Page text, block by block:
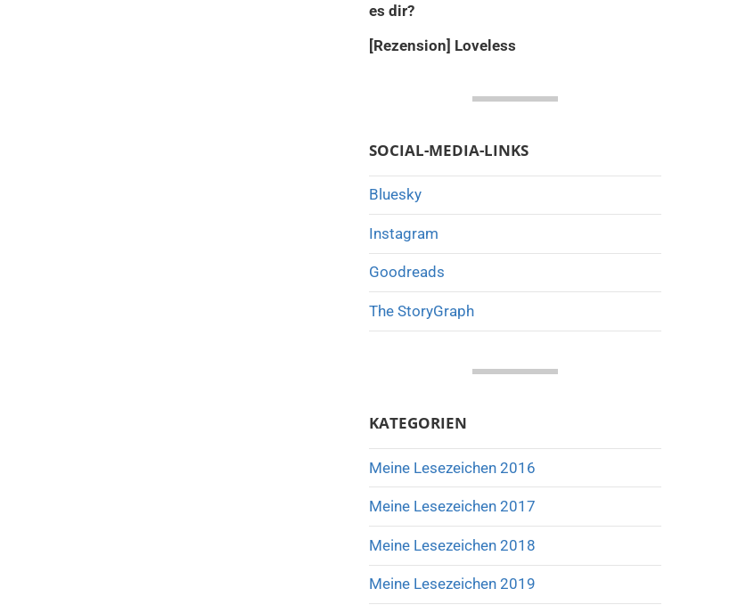
es dir?
[Rezension] Loveless
SOCIAL-MEDIA-LINKS
Bluesky
Instagram
Goodreads
The StoryGraph
KATEGORIEN
Meine Lesezeichen 2016
Meine Lesezeichen 2017
Meine Lesezeichen 2018
Meine Lesezeichen 2019